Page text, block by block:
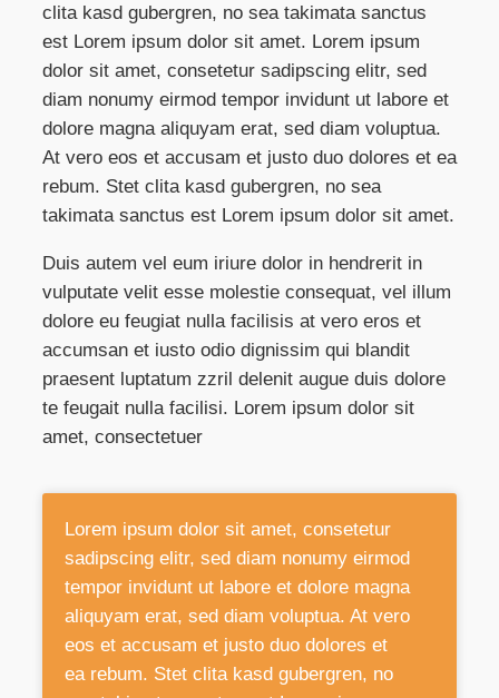
clita kasd gubergren, no sea takimata sanctus
est Lorem ipsum dolor sit amet. Lorem ipsum
dolor sit amet, consetetur sadipscing elitr, sed
diam nonumy eirmod tempor invidunt ut labore et
dolore magna aliquyam erat, sed diam voluptua.
At vero eos et accusam et justo duo dolores et ea
rebum. Stet clita kasd gubergren, no sea
takimata sanctus est Lorem ipsum dolor sit amet.
Duis autem vel eum iriure dolor in hendrerit in
vulputate velit esse molestie consequat, vel illum
dolore eu feugiat nulla facilisis at vero eros et
accumsan et iusto odio dignissim qui blandit
praesent luptatum zzril delenit augue duis dolore
te feugait nulla facilisi. Lorem ipsum dolor sit
amet, consectetuer
Lorem ipsum dolor sit amet, consetetur
sadipscing elitr, sed diam nonumy eirmod
tempor invidunt ut labore et dolore magna
aliquyam erat, sed diam voluptua. At vero
eos et accusam et justo duo dolores et
ea rebum. Stet clita kasd gubergren, no